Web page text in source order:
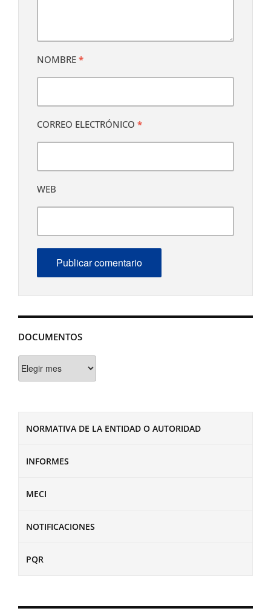
DOCUMENTOS
NORMATIVA DE LA ENTIDAD O AUTORIDAD
INFORMES
MECI
NOTIFICACIONES
PQR
NOMBRE *
CORREO ELECTRÓNICO *
WEB